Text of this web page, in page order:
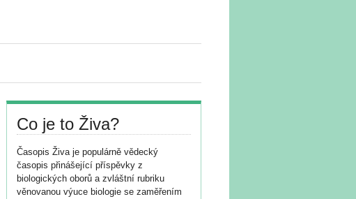
Co je to Živa?
Časopis Živa je populárně vědecký
časopis přinášející příspěvky z
biologických oborů a zvláštní rubriku
věnovanou výuce biologie se zaměřením